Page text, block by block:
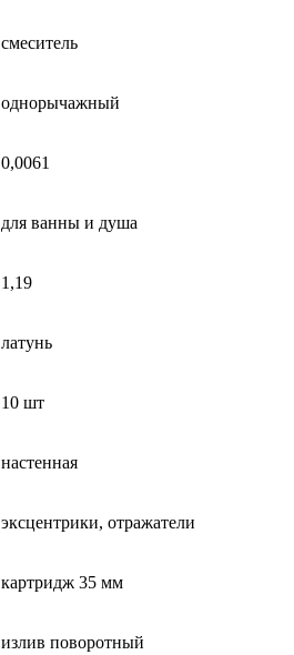
смеситель
однорычажный
0,0061
для ванны и душа
1,19
латунь
10 шт
настенная
эксцентрики, отражатели
картридж 35 мм
излив поворотный